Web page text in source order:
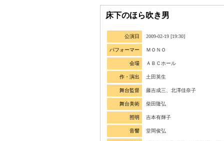
床下のほら吹き男
公演日 2009-02-19 [19:30]
パフォーマー ＭＯＮＯ
会場 ＡＢＣホール
作・演出 土田英生
舞台監督 藤吉成三、北澤佳奈子
舞台美術 柴田隆弘
照明 吉本有輝子
音響 堂岡俊弘